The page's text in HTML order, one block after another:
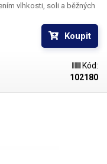
vlhkosti, soli a běžných
pro výrobu pytlů, sáčků a
nezávadné, 100%
(certifikát k
zákona č.
všemi impulsními
45micron (0,045mm)*2
Koupit
Kód:
102180